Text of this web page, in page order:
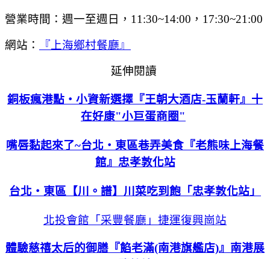
營業時間：週一至週日，11:30~14:00，17:30~21:00
網站： 『上海鄉村餐廳』
延伸閱讀
銅板瘋港點‧小資新選擇『王朝大酒店-玉蘭軒』十
在好康"小巨蛋商圈"
嘴唇黏起來了~台北‧東區巷弄美食『老熊味上海餐
館』忠孝敦化站
台北‧東區【川。譜】川菜吃到飽「忠孝敦化站」
北投會館「采豐餐廳」捷運復興崗站
體驗慈禧太后的御膳『餡老滿(南港旗艦店)』南港展